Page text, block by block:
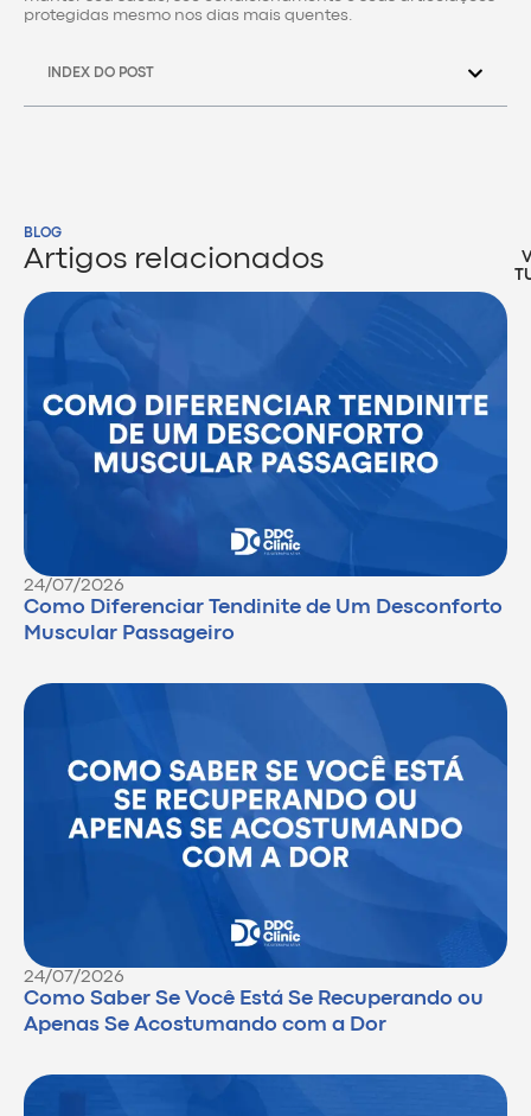
protegidas mesmo nos dias mais quentes.
INDEX DO POST
BLOG
Artigos relacionados
24/07/2026
Como Diferenciar Tendinite de Um Desconforto
Muscular Passageiro
24/07/2026
Como Saber Se Você Está Se Recuperando ou
Apenas Se Acostumando com a Dor